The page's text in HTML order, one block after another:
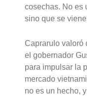
cosechas. No es
sino que se
Caprarulo valoró
el gobernador
para impulsar la
mercado
no es un hecho,